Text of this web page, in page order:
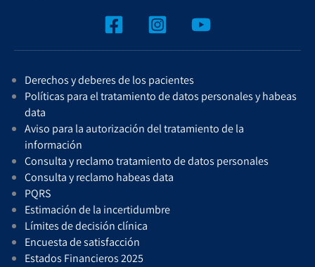
Derechos y deberes de los pacientes
Políticas para el tratamiento de datos personales y habeas
data
Aviso para la autorización del tratamiento de la
información
Consulta y reclamo tratamiento de datos personales
Consulta y reclamo habeas data
PQRS
Estimación de la incertidumbre
Límites de decisión clínica
Encuesta de satisfacción
Estados Financieros 2025